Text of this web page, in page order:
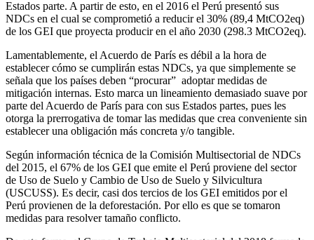
Estados parte. A partir de esto, en el 2016 el Perú presentó sus
NDCs en el cual se comprometió a reducir el 30% (89,4 MtCO2eq)
de los GEI que proyecta producir en el año 2030 (298.3 MtCO2eq).
Lamentablemente, el Acuerdo de París es débil a la hora de
establecer cómo se cumplirán estas NDCs, ya que simplemente se
señala que los países deben “procurar” adoptar medidas de
mitigación internas. Esto marca un lineamiento demasiado suave por
parte del Acuerdo de París para con sus Estados partes, pues les
otorga la prerrogativa de tomar las medidas que crea conveniente sin
establecer una obligación más concreta y/o tangible.
Según información técnica de la Comisión Multisectorial de NDCs
del 2015, el 67% de los GEI que emite el Perú proviene del sector
de Uso de Suelo y Cambio de Uso de Suelo y Silvicultura
(USCUSS). Es decir, casi dos tercios de los GEI emitidos por el
Perú provienen de la deforestación. Por ello es que se tomaron
medidas para resolver tamaño conflicto.